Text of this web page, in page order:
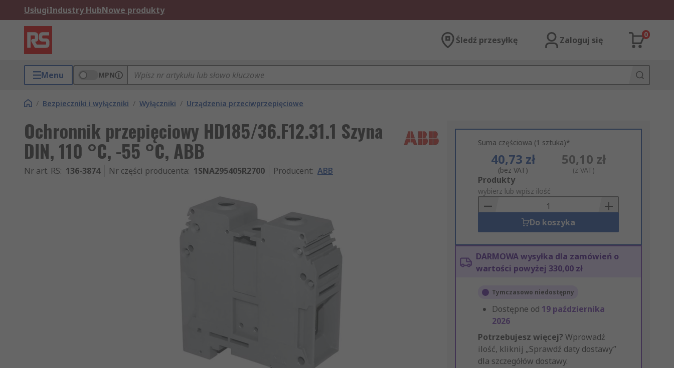
UsługiIndustry HubNowe produkty
Śledź przesyłkę Zaloguj się
0
Menu MPN
/ Bezpieczniki i wyłączniki / Wyłączniki / Urządzenia przeciwprzepięciowe
Ochronnik przepięciowy HD185/36.F12.31.1 Szyna
DIN, 110 °C, -55 °C, ABB
Nr art. RS: 136-3874 Nr części producenta: 1SNA295405R2700 Producent: ABB
Suma częściowa (1 sztuka)*
40,73 zł
(bez VAT)
50,10 zł
(z VAT)
Add
to
Basket
Produkty
wybierz lub wpisz ilość
Do koszyka
DARMOWA wysyłka dla zamówień o
wartości powyżej 330,00 zł
Tymczasowo niedostępny
Dostępne od 19 października
2026
Potrzebujesz więcej? Wprowadź
ilość, kliknij „Sprawdź daty dostawy”
dla szczegółów dostawy.